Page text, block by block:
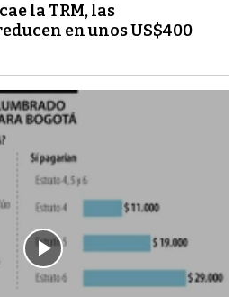
la TRM, las
en unos US$400